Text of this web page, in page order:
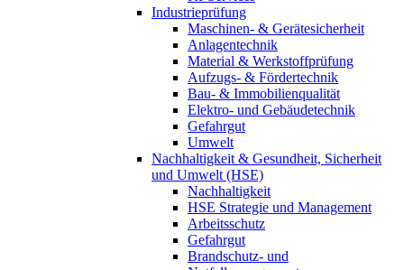
Industrieprüfung
Maschinen- & Gerätesicherheit
Anlagentechnik
Material & Werkstoffprüfung
Aufzugs- & Fördertechnik
Bau- & Immobilienqualität
Elektro- und Gebäudetechnik
Gefahrgut
Umwelt
Nachhaltigkeit & Gesundheit, Sicherheit
und Umwelt (HSE)
Nachhaltigkeit
HSE Strategie und Management
Arbeitsschutz
Gefahrgut
Brandschutz- und